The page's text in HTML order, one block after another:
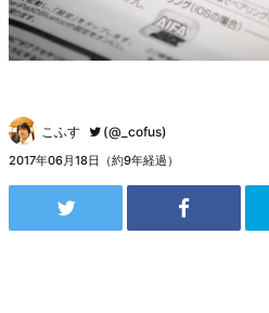
こふす (@_cofus)
2017年06月18日（約9年経過）